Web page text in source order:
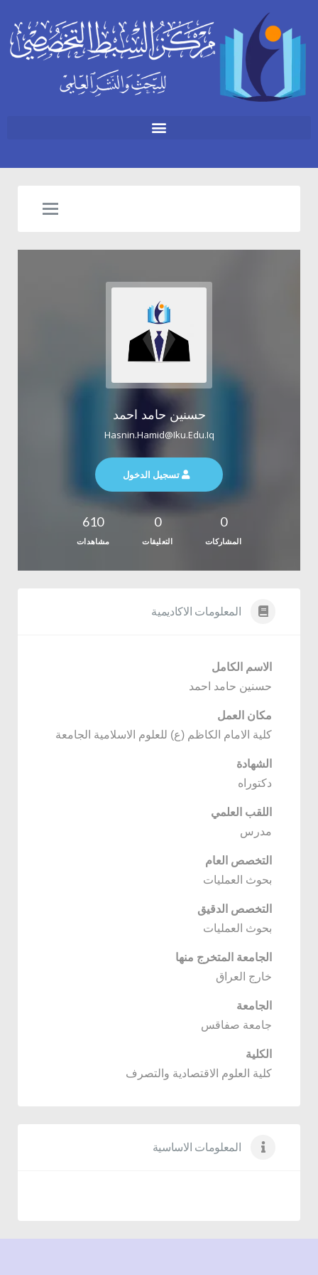
حسنين حامد احمد
Hasnin.hamid@iku.edu.iq
تسجيل الدخول
0
المشاركات
0
التعليقات
610
مشاهدات
المعلومات الاكاديمية
الاسم الكامل
حسنين حامد احمد
مكان العمل
كلية الامام الكاظم (ع) للعلوم الاسلامية الجامعة
الشهادة
دكتوراه
اللقب العلمي
مدرس
التخصص العام
بحوث العمليات
التخصص الدقيق
بحوث العمليات
الجامعة المتخرج منها
خارج العراق
الجامعة
جامعة صفاقس
الكلية
كلية العلوم الاقتصادية والتصرف
المعلومات الاساسية